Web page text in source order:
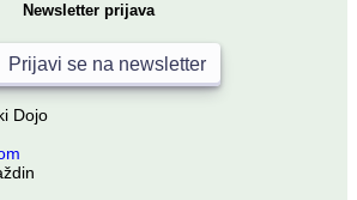
Newsletter prijava
Prijavi se na newsletter
Dojo